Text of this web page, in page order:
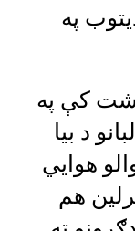
په
کې په
د بیا
هوايي
هم